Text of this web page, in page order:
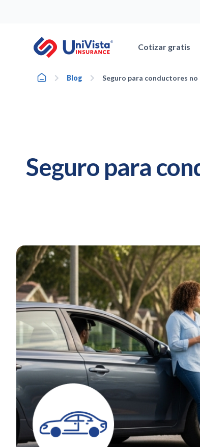
Cotizar gratis
Home Blog Seguro para conductores
Seguro para